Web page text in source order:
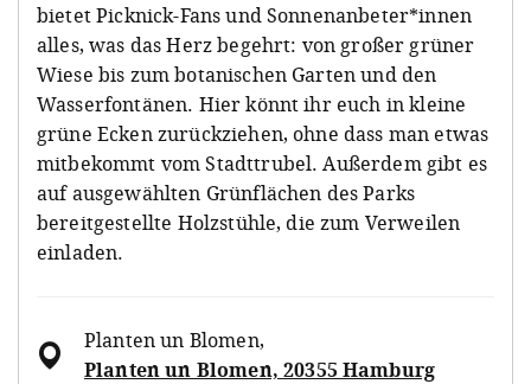
bietet Picknick-Fans und Sonnenanbeter*innen
alles, was das Herz begehrt: von großer grüner
Wiese bis zum botanischen Garten und den
Wasserfontänen. Hier könnt ihr euch in kleine
grüne Ecken zurückziehen, ohne dass man etwas
mitbekommt vom Stadttrubel. Außerdem gibt es
auf ausgewählten Grünflächen des Parks
bereitgestellte Holzstühle, die zum Verweilen
einladen.
Planten un Blomen,
Planten un Blomen, 20355 Hamburg